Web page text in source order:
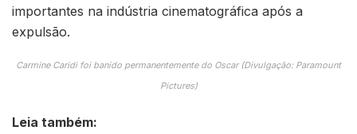
importantes na indústria cinematográfica após a
expulsão.
Carmine Caridi foi banido permanentemente do Oscar (Divulgação: Paramount
Pictures)
Leia também: